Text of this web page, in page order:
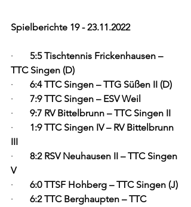
Spielberichte 19 - 23.11.2022
· 5:5 Tischtennis Frickenhausen –
TTC Singen (D)
· 6:4 TTC Singen – TTG Süßen II (D)
· 7:9 TTC Singen – ESV Weil
· 9:7 RV Bittelbrunn – TTC Singen II
· 1:9 TTC Singen IV – RV Bittelbrunn
III
· 8:2 RSV Neuhausen II – TTC Singen
V
· 6:0 TTSF Hohberg – TTC Singen (J)
· 6:2 TTC Berghaupten – TTC